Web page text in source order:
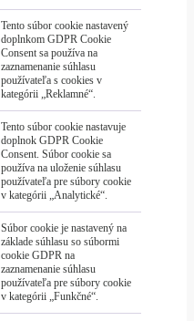
Tento súbor cookie nastavený
doplnkom GDPR Cookie
Consent sa používa na
zaznamenanie súhlasu
používateľa s cookies v
kategórii „Reklamné“.
Tento súbor cookie nastavuje
doplnok GDPR Cookie
Consent. Súbor cookie sa
používa na uloženie súhlasu
používateľa pre súbory cookie
v kategórii „Analytické“.
Súbor cookie je nastavený na
základe súhlasu so súbormi
cookie GDPR na
zaznamenanie súhlasu
používateľa pre súbory cookie
v kategórii „Funkčné“.